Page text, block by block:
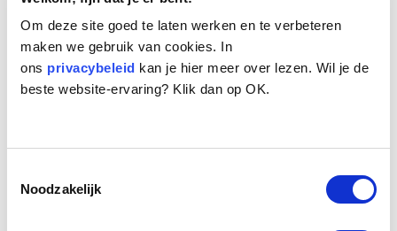
Om deze site goed te laten werken en te verbeteren
maken we gebruik van cookies. In
ons privacybeleid kan je hier meer over lezen. Wil je de
beste website-ervaring? Klik dan op OK.
Noodzakelijk
Ras/type: Bastaard
Reden opvang: